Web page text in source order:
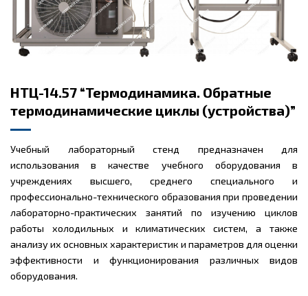
НТЦ-14.57 “Термодинамика. Обратные
термодинамические циклы (устройства)”
Учебный лабораторный стенд предназначен для
использования в качестве учебного оборудования в
учреждениях высшего, среднего специального и
профессионально-технического образования при проведении
лабораторно-практических занятий по изучению циклов
работы холодильных и климатических систем, а также
анализу их основных характеристик и параметров для оценки
эффективности и функционирования различных видов
оборудования.